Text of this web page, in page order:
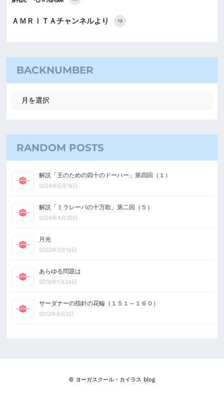
ＡＭＲＩＴＡチャンネルより 13
BACKNUMBER
RANDOM POSTS
解説「王のための四十のドーハー」第四回（１）
2024年6月16日
解説「ミラレーパの十万歌」第二回（５）
2024年4月25日
月光
2022年3月16日
あらゆる問題は
2016年1月24日
サーダナーの指針の花輪（１５１～１６０）
2012年9月3日
© ヨーガスクール・カイラス blog